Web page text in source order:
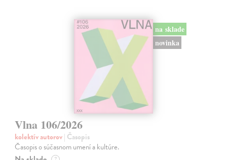
na sklade
novinka
Vlna 106/2026
kolektív autorov| Časopis
Časopis o súčasnom umení a kultúre.